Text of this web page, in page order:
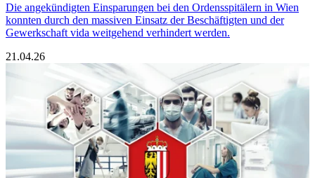
Die angekündigten Einsparungen bei den Ordensspitälern in Wien
konnten durch den massiven Einsatz der Beschäftigten und der
Gewerkschaft vida weitgehend verhindert werden.
21.04.26